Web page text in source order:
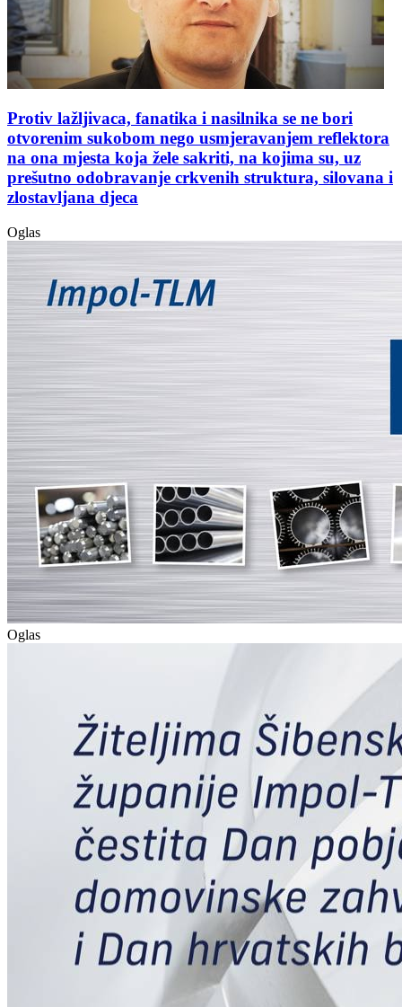
Protiv lažljivaca, fanatika i nasilnika se ne bori
otvorenim sukobom nego usmjeravanjem reflektora
na ona mjesta koja žele sakriti, na kojima su, uz
prešutno odobravanje crkvenih struktura, silovana i
zlostavljana djeca
Oglas
Oglas